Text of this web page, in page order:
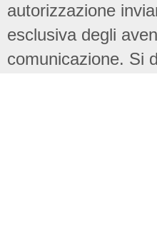
autorizzazione
esclusiva degli
comunicazione. Si